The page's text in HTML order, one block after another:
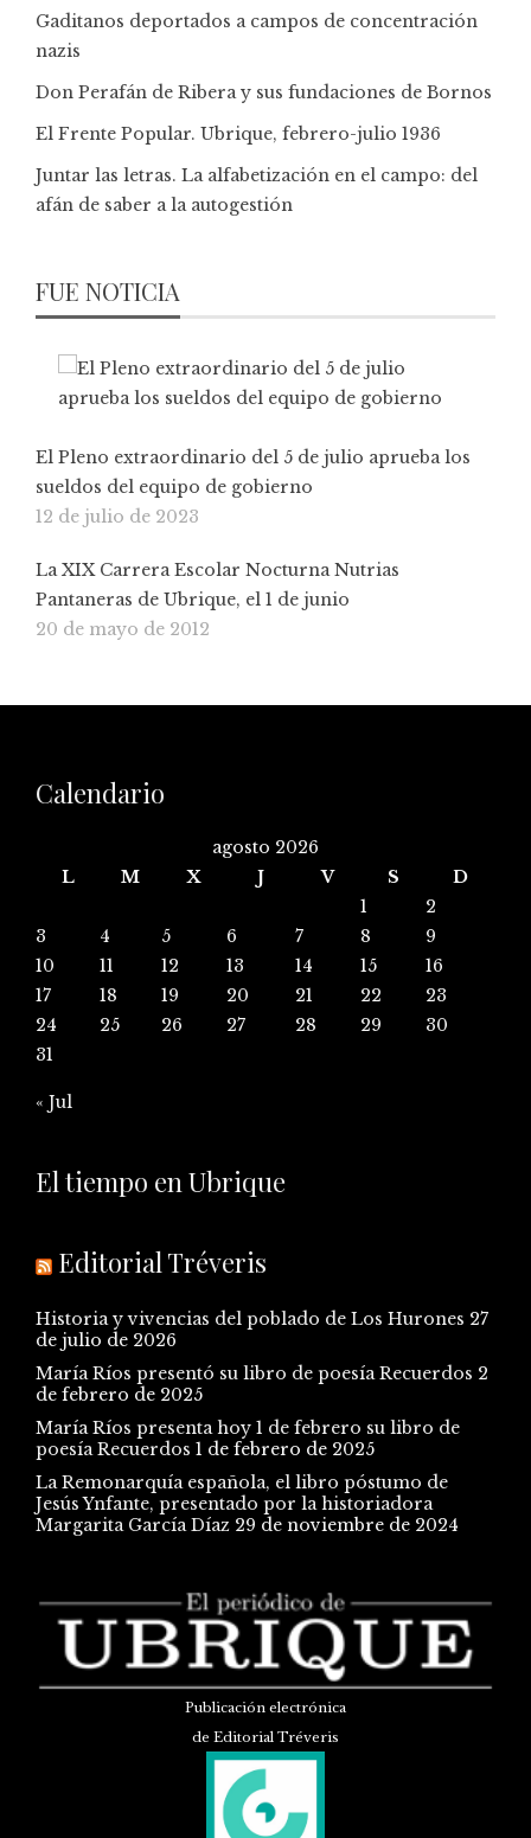
Gaditanos deportados a campos de concentración
nazis
Don Perafán de Ribera y sus fundaciones de Bornos
El Frente Popular. Ubrique, febrero-julio 1936
Juntar las letras. La alfabetización en el campo: del
afán de saber a la autogestión
FUE NOTICIA
El Pleno extraordinario del 5 de julio aprueba los
sueldos del equipo de gobierno
12 de julio de 2023
La XIX Carrera Escolar Nocturna Nutrias
Pantaneras de Ubrique, el 1 de junio
20 de mayo de 2012
Calendario
agosto 2026
L
M X J V S
D
1
2
3
4 5 6 7 8
9
10
11 12 13 14 15
16
17
18 19 20 21 22
23
24
25 26 27 28 29
30
31
« Jul
El tiempo en Ubrique
Editorial Tréveris
Historia y vivencias del poblado de Los Hurones 27
de julio de 2026
María Ríos presentó su libro de poesía Recuerdos 2
de febrero de 2025
María Ríos presenta hoy 1 de febrero su libro de
poesía Recuerdos 1 de febrero de 2025
La Remonarquía española, el libro póstumo de
Jesús Ynfante, presentado por la historiadora
Margarita García Díaz 29 de noviembre de 2024
Publicación electrónica
de Editorial Tréveris